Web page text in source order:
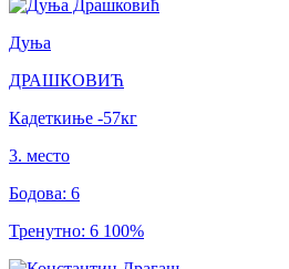
Дуња
ДРАШКОВИЋ
Кадеткиње -57кг
3. место
Бодова: 6
Тренутно: 6 100%